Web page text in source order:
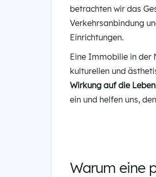
betrachten wir das
Verkehrsanbindung
Einrichtungen.
Eine Immobilie in der
kulturellen und
Wirkung auf die
ein und helfen uns,
Warum eine